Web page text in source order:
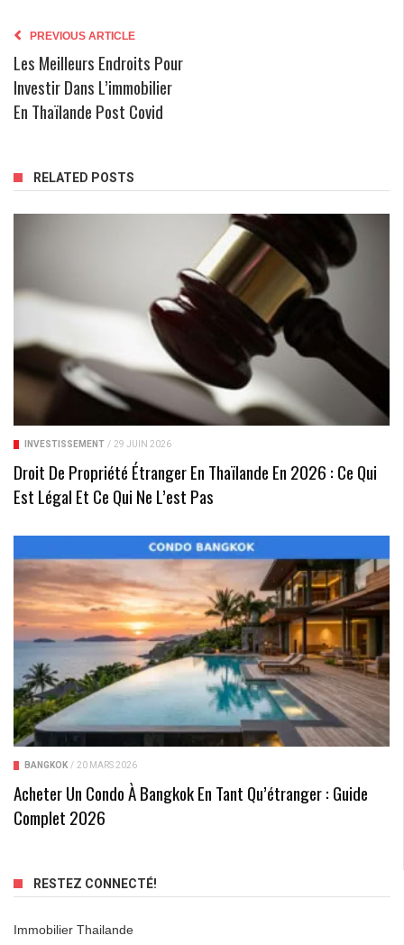
PREVIOUS ARTICLE
Les Meilleurs Endroits Pour
Investir Dans L’immobilier
En Thaïlande Post Covid
RELATED POSTS
INVESTISSEMENT / 29 JUIN 2026
Droit De Propriété Étranger En Thaïlande En 2026 : Ce Qui
Est Légal Et Ce Qui Ne L’est Pas
BANGKOK / 20 MARS 2026
Acheter Un Condo À Bangkok En Tant Qu’étranger : Guide
Complet 2026
RESTEZ CONNECTÉ!
Immobilier Thailande